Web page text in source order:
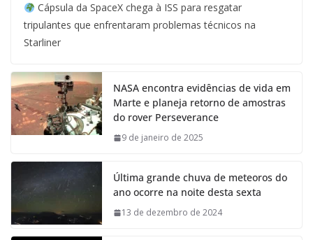
Cápsula da SpaceX chega à ISS para resgatar
tripulantes que enfrentaram problemas técnicos na
Starliner
NASA encontra evidências de vida em
Marte e planeja retorno de amostras
do rover Perseverance
9 de janeiro de 2025
Última grande chuva de meteoros do
ano ocorre na noite desta sexta
13 de dezembro de 2024